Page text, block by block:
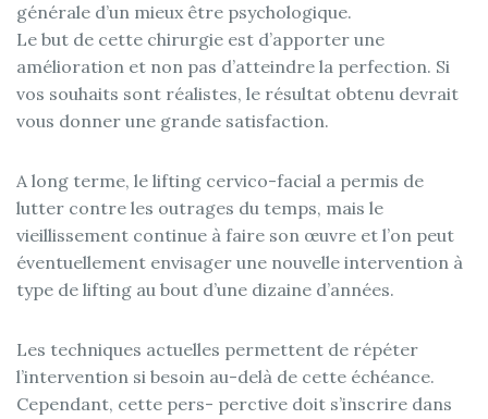
générale d’un mieux être psychologique.
Le but de cette chirurgie est d’apporter une
amélioration et non pas d’atteindre la perfection. Si
vos souhaits sont réalistes, le résultat obtenu devrait
vous donner une grande satisfaction.
A long terme, le lifting cervico-facial a permis de
lutter contre les outrages du temps, mais le
vieillissement continue à faire son œuvre et l’on peut
éventuellement envisager une nouvelle intervention à
type de lifting au bout d’une dizaine d’années.
Les techniques actuelles permettent de répéter
l’intervention si besoin au-delà de cette échéance.
Cependant, cette pers- perctive doit s’inscrire dans